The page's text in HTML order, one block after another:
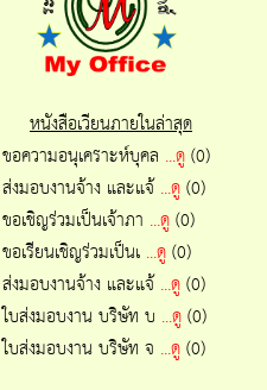
หนังสือเวียนภายในล่าสุด
ขอความอนุเคราะห์บุคล ...ดู(0)
ส่งมอบงานจ้าง และแจ้ ...ดู(0)
ขอเชิญร่วมเป็นเจ้าภา ...ดู(0)
ขอเรียนเชิญร่วมเป็นเ ...ดู(0)
ส่งมอบงานจ้าง และแจ้ ...ดู(0)
ใบส่งมอบงาน บริษัท บ ...ดู(0)
ใบส่งมอบงาน บริษัท จ ...ดู(0)